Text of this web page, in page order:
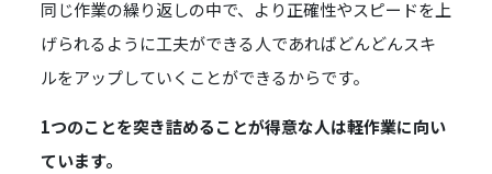
同じ作業の繰り返しの中で、より正確性やスピードを上
げられるように工夫ができる人であればどんどんスキ
ルをアップしていくことができるからです。
1つのことを突き詰めることが得意な人は軽作業に向い
ています。